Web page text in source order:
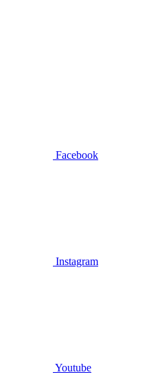
Facebook
Instagram
Youtube